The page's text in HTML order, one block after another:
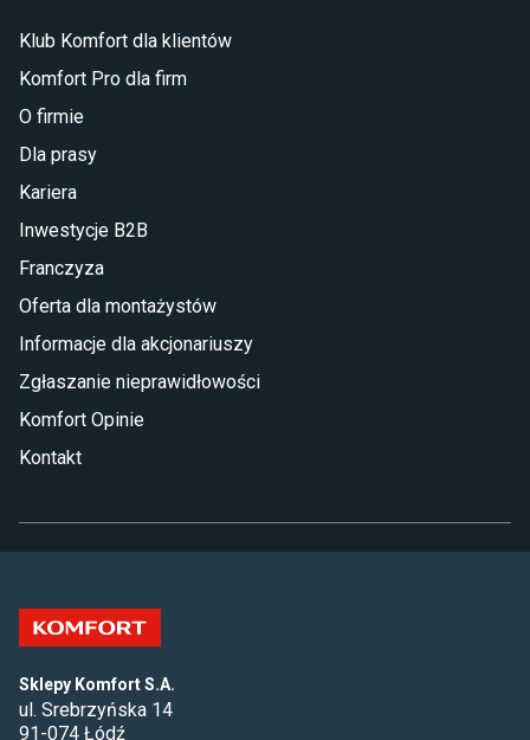
Klub Komfort dla klientów
Komfort Pro dla firm
O firmie
Dla prasy
Kariera
Inwestycje B2B
Franczyza
Oferta dla montażystów
Informacje dla akcjonariuszy
Zgłaszanie nieprawidłowości
Komfort Opinie
Kontakt
Sklepy Komfort S.A.
ul. Srebrzyńska 14
91-074 Łódź